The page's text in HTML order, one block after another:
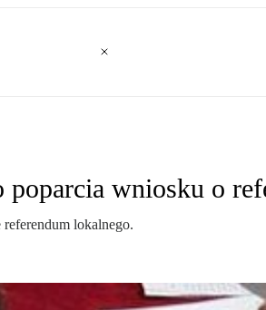
poparcia wniosku o
lokalnego.